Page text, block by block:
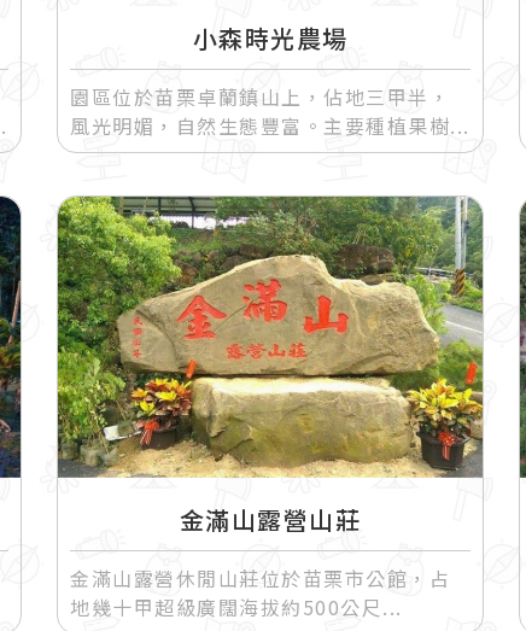
小森時光農場
園區位於苗栗卓蘭鎮山上，佔地三甲半，
風光明媚，自然生態豐富。主要種植果樹
金滿山露營山莊
金滿山露營休閒山莊位於苗栗市公館，占
地幾十甲超級廣闊海拔約500公尺